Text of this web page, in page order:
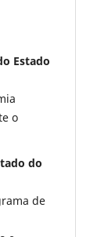
Estado
o
do
de